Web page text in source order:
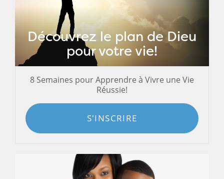
Découvrez le plan de Dieu
pour votre vie!
8 Semaines pour Apprendre à Vivre une Vie
Réussie!
S'INSCRIRE